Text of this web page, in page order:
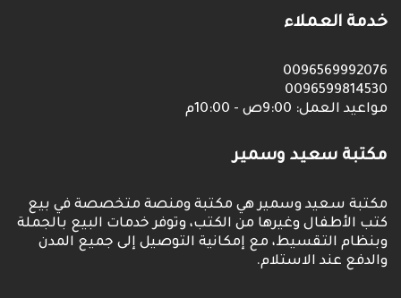
خدمة العملاء
0096569992076
0096599814530
مواعيد العمل: 9:00ص - 10:00م
مكتبة سعيد وسمير
مكتبة سعيد وسمير هي مكتبة ومنصة متخصصة في بيع
كتب الأطفال وغيرها من الكتب، وتوفر خدمات البيع بالجملة
وبنظام التقسيط، مع إمكانية التوصيل إلى جميع المدن
والدفع عند الاستلام.